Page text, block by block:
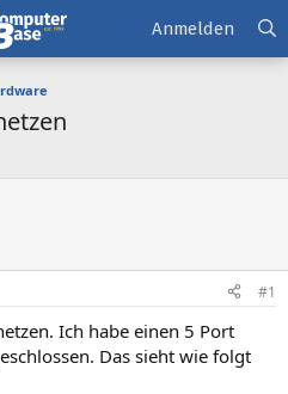
Anmelden
#1
Ich habe einen 5 Port
Das sieht wie folgt